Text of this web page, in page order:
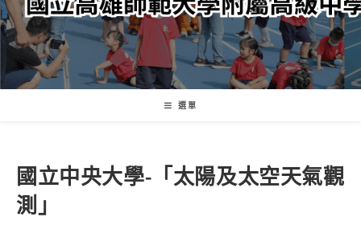
容
選單
國立中央大學-「太陽及太空天氣觀
測」